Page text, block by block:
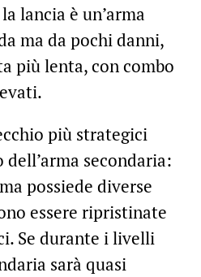
lancia è un’arma
ma da pochi danni,
più lenta, con combo
più strategici
secondaria:
possiede diverse
essere ripristinate
Se durante i livelli
sarà quasi